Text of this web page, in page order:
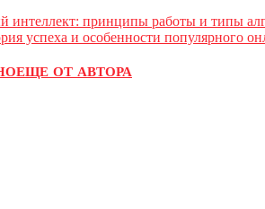
интеллект: принципы работы и типы
успеха и особенности популярного
ЕЩЕ ОТ АВТОРА